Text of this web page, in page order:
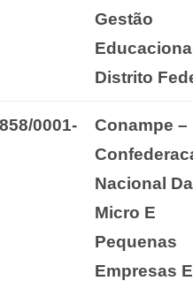
Gestão
Distrito
0001-
Conampe –
Nacional
Micro E
Pequenas
Empresas E